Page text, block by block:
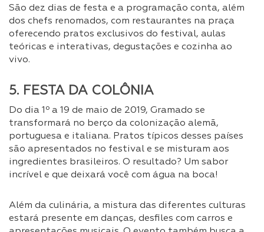
São dez dias de festa e a programação conta, além
dos chefs renomados, com restaurantes na praça
oferecendo pratos exclusivos do festival, aulas
teóricas e interativas, degustações e cozinha ao
vivo.
5. FESTA DA COLÔNIA
Do dia 1º a 19 de maio de 2019, Gramado se
transformará no berço da colonização alemã,
portuguesa e italiana. Pratos típicos desses países
são apresentados no festival e se misturam aos
ingredientes brasileiros. O resultado? Um sabor
incrível e que deixará você com água na boca!
Além da culinária, a mistura das diferentes culturas
estará presente em danças, desfiles com carros e